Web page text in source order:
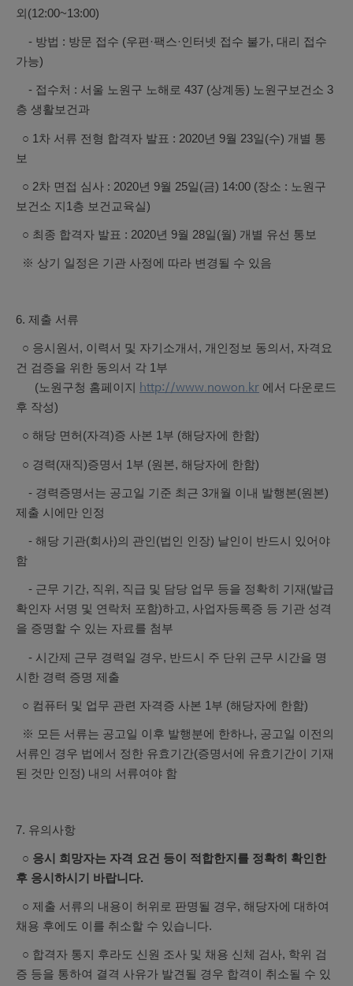
외(12:00~13:00)
- 방법 : 방문 접수 (우편·팩스·인터넷 접수 불가, 대리 접수
가능)
- 접수처 : 서울 노원구 노해로 437 (상계동) 노원구보건소 3
층 생활보건과
○ 1차 서류 전형 합격자 발표 : 2020년 9월 23일(수) 개별 통
보
○ 2차 면접 심사 : 2020년 9월 25일(금) 14:00 (장소 : 노원구
보건소 지1층 보건교육실)
○ 최종 합격자 발표 : 2020년 9월 28일(월) 개별 유선 통보
※ 상기 일정은 기관 사정에 따라 변경될 수 있음
6. 제출 서류
○ 응시원서, 이력서 및 자기소개서, 개인정보 동의서, 자격요
건 검증을 위한 동의서 각 1부
(노원구청 홈페이지 http://www.nowon.kr 에서 다운로드
후 작성)
○ 해당 면허(자격)증 사본 1부 (해당자에 한함)
○ 경력(재직)증명서 1부 (원본, 해당자에 한함)
- 경력증명서는 공고일 기준 최근 3개월 이내 발행본(원본)
제출 시에만 인정
- 해당 기관(회사)의 관인(법인 인장) 날인이 반드시 있어야
함
- 근무 기간, 직위, 직급 및 담당 업무 등을 정확히 기재(발급
확인자 서명 및 연락처 포함)하고, 사업자등록증 등 기관 성격
을 증명할 수 있는 자료를 첨부
- 시간제 근무 경력일 경우, 반드시 주 단위 근무 시간을 명
시한 경력 증명 제출
○ 컴퓨터 및 업무 관련 자격증 사본 1부 (해당자에 한함)
※ 모든 서류는 공고일 이후 발행분에 한하나, 공고일 이전의
서류인 경우 법에서 정한 유효기간(증명서에 유효기간이 기재
된 것만 인정) 내의 서류여야 함
7. 유의사항
○ 응시 희망자는 자격 요건 등이 적합한지를 정확히 확인한
후 응시하시기 바랍니다.
○ 제출 서류의 내용이 허위로 판명될 경우, 해당자에 대하여
채용 후에도 이를 취소할 수 있습니다.
○ 합격자 통지 후라도 신원 조사 및 채용 신체 검사, 학위 검
증 등을 통하여 결격 사유가 발견될 경우 합격이 취소될 수 있